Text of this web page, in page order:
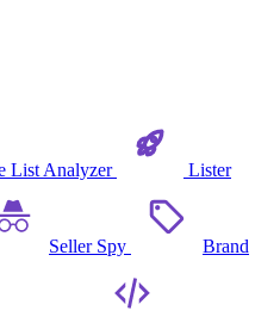
List Analyzer Lister
Seller Spy Brand